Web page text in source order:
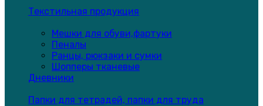
Текстильная продукция
Мешки для обуви,фартуки
Пеналы
Ранцы, рюкзаки и сумки
Шопперы тканевые
Дневники
Папки для тетрадей, папки для труда